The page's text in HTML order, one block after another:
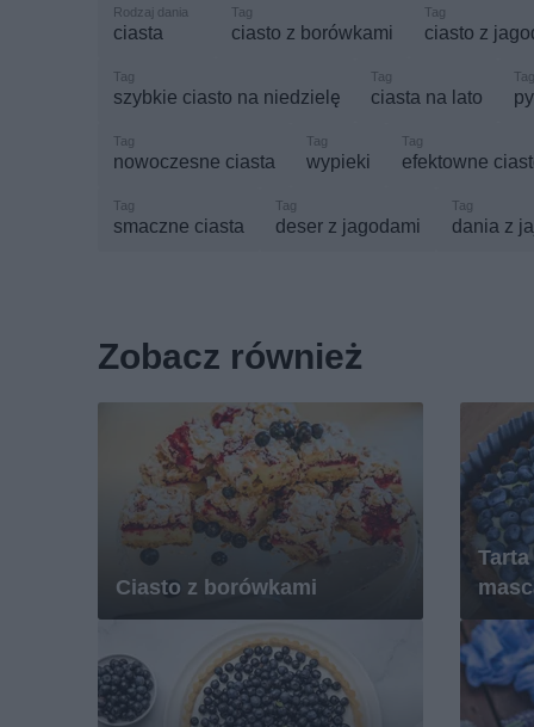
ciasta ciasto z borówkami ciasto z
szybkie ciasto na niedzielę ciasta na lato
nowoczesne ciasta wypieki efektowne
smaczne ciasta deser z jagodami dania z
Zobacz również
Ciasto z borówkami